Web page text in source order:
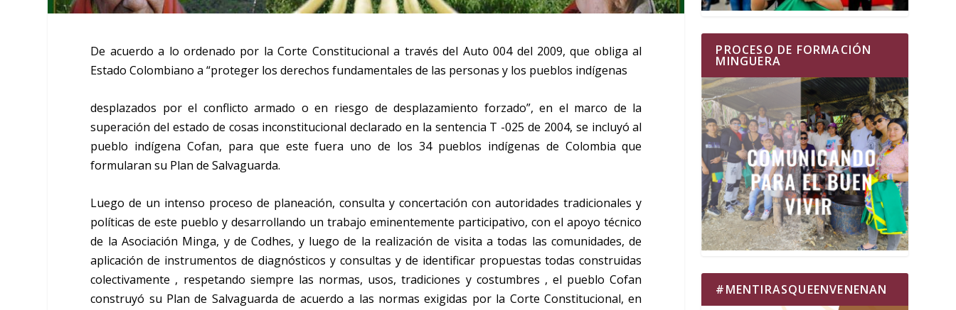
De acuerdo a lo ordenado por la Corte Constitucional a través del Auto 004 del 2009, que obliga al
Estado Colombiano a “proteger los derechos fundamentales de las personas y los pueblos indígenas
desplazados por el conflicto armado o en riesgo de desplazamiento forzado”, en el marco de la
superación del estado de cosas inconstitucional declarado en la sentencia T -025 de 2004, se incluyó al
pueblo indígena Cofan, para que este fuera uno de los 34 pueblos indígenas de Colombia que
formularan su Plan de Salvaguarda.
Luego de un intenso proceso de planeación, consulta y concertación con autoridades tradicionales y
políticas de este pueblo y desarrollando un trabajo eminentemente participativo, con el apoyo técnico
de la Asociación Minga, y de Codhes, y luego de la realización de visita a todas las comunidades, de
aplicación de instrumentos de diagnósticos y consultas y de identificar propuestas todas construidas
colectivamente , respetando siempre las normas, usos, tradiciones y costumbres , el pueblo Cofan
construyó su Plan de Salvaguarda de acuerdo a las normas exigidas por la Corte Constitucional, en
PROCESO DE FORMACIÓN
MINGUERA
#MENTIRASQUEENVENENAN